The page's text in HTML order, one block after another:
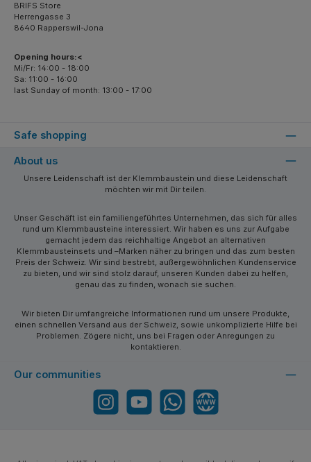
Safe shopping
BRIFS Store
Herrengasse 3
8640 Rapperswil-Jona
Opening hours:<
Mi/Fr: 14:00 - 18:00
Sa: 11:00 - 16:00
last Sunday of month: 13:00 - 17:00
About us
Unsere Leidenschaft ist der Klemmbaustein und diese Leidenschaft
möchten wir mit Dir teilen.
Unser Geschäft ist ein familiengeführtes Unternehmen, das sich für alles
rund um Klemmbausteine interessiert. Wir haben es uns zur Aufgabe
gemacht jedem das reichhaltige Angebot an alternativen
Klemmbausteinsets und –Marken näher zu bringen und das zum besten
Preis der Schweiz. Wir sind bestrebt, außergewöhnlichen Kundenservice
zu bieten, und wir sind stolz darauf, unseren Kunden dabei zu helfen,
genau das zu finden, wonach sie suchen.
Wir bieten Dir umfangreiche Informationen rund um unsere Produkte,
einen schnellen Versand aus der Schweiz, sowie unkomplizierte Hilfe bei
Problemen. Zögere nicht, uns bei Fragen oder Anregungen zu
kontaktieren.
Our communities
Instagram YouTube WhatsApp Website